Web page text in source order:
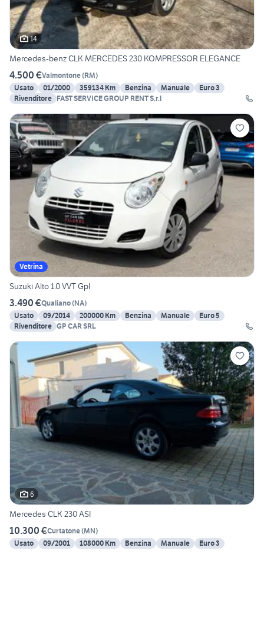
14
Mercedes-benz CLK MERCEDES 230 KOMPRESSOR ELEGANCE
4.500 €Valmontone(RM)
Usato
01/2000 359134 Km Benzina Manuale
Euro 3
Rivenditore
FAST SERVICE GROUP RENT S.r.l
Vetrina
Suzuki Alto 1.0 VVT Gpl
3.490 €Qualiano(NA)
Usato
09/2014 200000 Km Benzina Manuale
Euro 5
Rivenditore GP CAR SRL
6
Mercedes CLK 230 ASI
10.300 €Curtatone(MN)
Usato
09/2001 108000 Km Benzina Manuale Euro 3